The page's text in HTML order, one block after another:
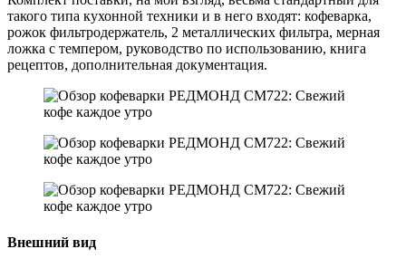
такого типа кухонной техники и в него входят: кофеварка,
рожок фильтродержатель, 2 металлических фильтра, мерная
ложка с темпером, руководство по использованию, книга
рецептов, дополнительная документация.
Внешний вид